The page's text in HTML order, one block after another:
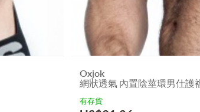
Oxjok
網狀透氣 內置陰莖環男仕護
有存貨